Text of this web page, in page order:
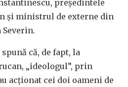
președintele
și ministrul de externe din
Severin.
că, de fapt, la
„ideologul”, prin
acționat cei doi oameni de